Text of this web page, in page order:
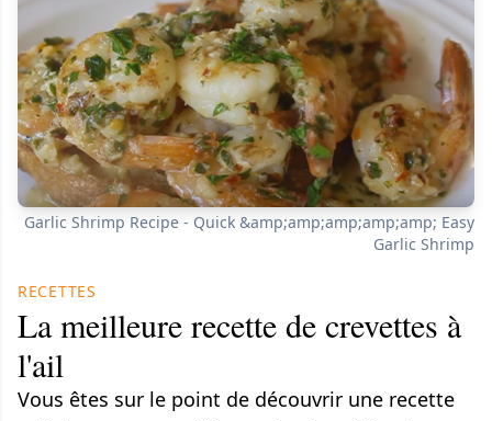
Garlic Shrimp Recipe - Quick &amp;amp;amp;amp;amp; Easy
Garlic Shrimp
RECETTES
La meilleure recette de crevettes à
l'ail
Vous êtes sur le point de découvrir une recette